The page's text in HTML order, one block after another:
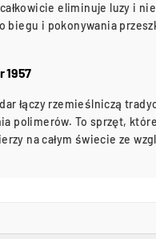
eliminuje luzy i
biegu i pokonywania
1957
łączy rzemieślniczą
polimerów. To sprzęt,
na całym świecie ze